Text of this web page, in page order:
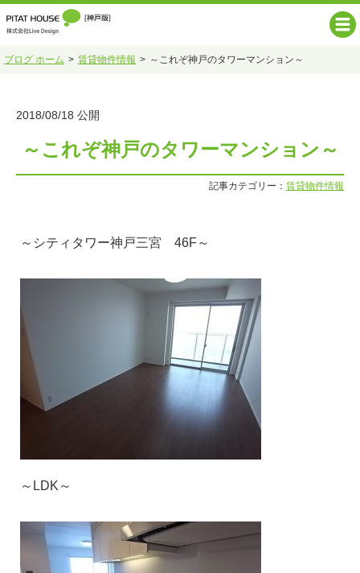
ブログ ホーム 賃貸物件情報 ～これぞ神戸のタワーマンション～
2018/08/18 公開
～これぞ神戸のタワーマンション～
記事カテゴリー： 賃貸物件情報
～シティタワー神戸三宮 46F～
～LDK～